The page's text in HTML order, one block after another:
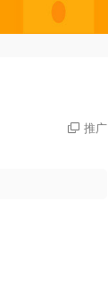
推广